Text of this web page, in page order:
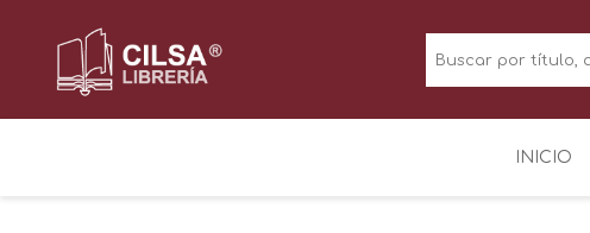
INICIO